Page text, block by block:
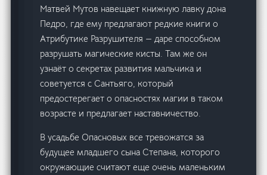
Матвей Мутов навещает книжную лавку дона
Педро, где ему предлагают редкие книги о
Атрибутике Разрушителя — даре способном
разрушать магические кисты. Там же он
узнаёт о секретах развития мальчика и
советуется с Сантьяго, который
предостерегает о опасностях магии в таком
возрасте и предлагает наставничество.
В усадьбе Опасновых все тревожатся за
будущее младшего сына Степана, которого
окружающие считают еще очень маленьким